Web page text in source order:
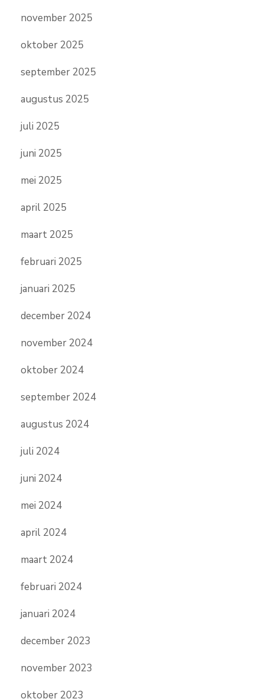
november 2025
oktober 2025
september 2025
augustus 2025
juli 2025
juni 2025
mei 2025
april 2025
maart 2025
februari 2025
januari 2025
december 2024
november 2024
oktober 2024
september 2024
augustus 2024
juli 2024
juni 2024
mei 2024
april 2024
maart 2024
februari 2024
januari 2024
december 2023
november 2023
oktober 2023